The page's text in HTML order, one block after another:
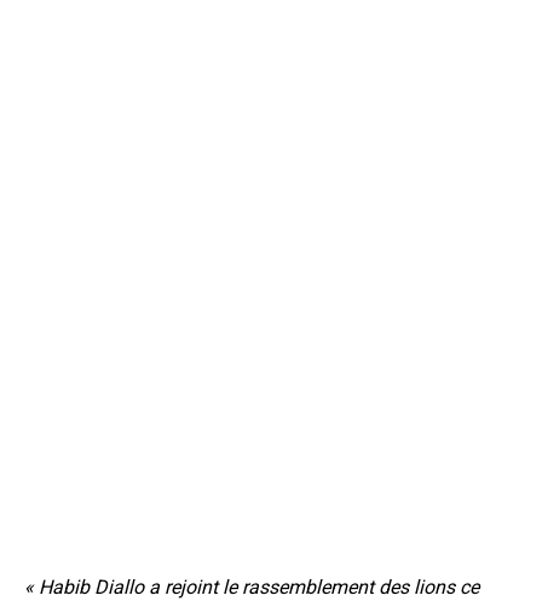
« Habib Diallo a rejoint le rassemblement des lions ce